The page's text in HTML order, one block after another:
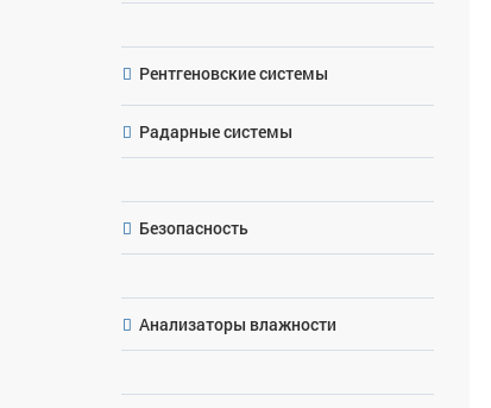
Рентгеновские системы
Радарные системы
Безопасность
Анализаторы влажности